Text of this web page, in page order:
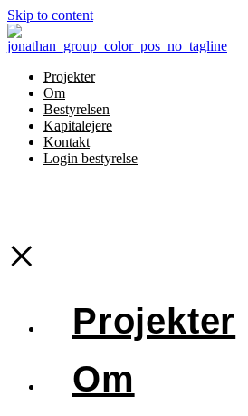
Skip to content
Projekter
Om
Bestyrelsen
Kapitalejere
Kontakt
Login bestyrelse
×
Projekter
Om